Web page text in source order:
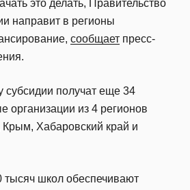
это делать, Правительство
направит в регионы
сообщает пресс-
субсидии получат еще 34
организации из 4 регионов
Хабаровский край и
тысяч школ обеспечивают